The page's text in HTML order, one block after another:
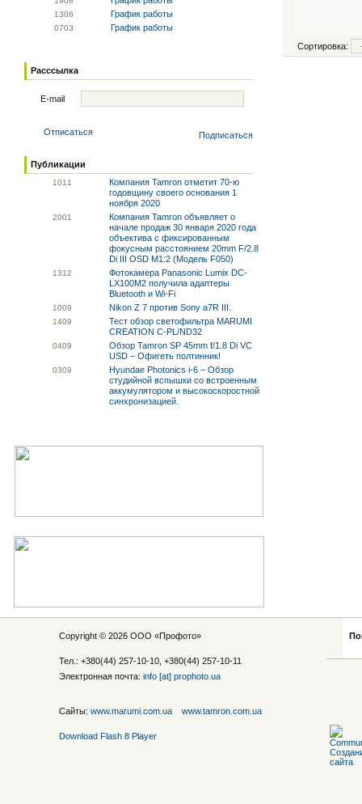
1306 График работы
0703 График работы
Расссылка
E-mail
Отписаться Подписаться
Публикации
1011
Компания Tamron отметит 70-ю
годовщину своего основания 1
ноября 2020
2001
Компания Tamron объявляет о
начале продаж 30 января 2020 года
объектива с фиксированным
фокусным расстоянием 20mm F/2.8
Di III OSD M1:2 (Модель F050)
1312
Фотокамера Panasonic Lumix DC-
LX100M2 получила адаптеры
Bluetooth и Wi-Fi
1009 Nikon Z 7 против Sony a7R III.
1409
Тест обзор светофильтра MARUMI
CREATION C-PL/ND32
0409
Обзор Tamron SP 45mm f/1.8 Di VC
USD – Офигеть полтинник!
0309
Hyundae Photonics i-6 – Обзор
студийной вспышки со встроенным
аккумулятором и высокоскоростной
синхронизацией.
Сортировка:
Copyright © 2026 ООО «Профото»
Тел.: +380(44) 257-10-10, +380(44) 257-10-11
Электронная почта: info [at] prophoto.ua
Сайты: www.marumi.com.ua www.tamron.com.ua
Download Flash 8 Player